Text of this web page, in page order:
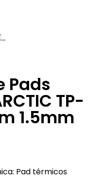
Pads
TP-
1.5mm
Pad térmicos